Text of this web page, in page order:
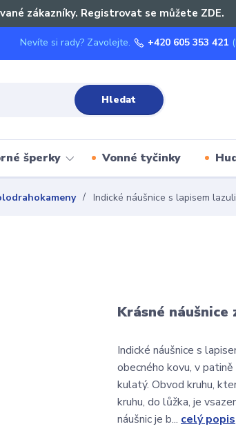
zákazníky. Registrovat se můžete ZDE.
Hledat
Nevíte si rady? Zavolejte. +420 605 353 421
šperky Vonné tyčinky
Indické náušnice s lapisem lazuli
Krásné náušnice
Indické náušnice s
obecného kovu, v
kulatý. Obvod kruhu,
kruhu, do lůžka, je
náušnic je b... celý popis